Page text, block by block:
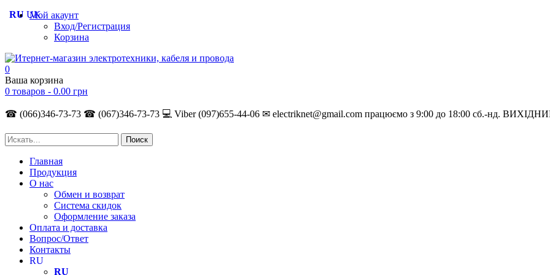
Мой акаунт
Вход/Регистрация
Корзина
0
Ваша корзина
0 товаров - 0.00 грн
☎ (066)346-73-73 ☎ (067)346-73-73 💻 Viber (097)655-44-06 ✉ electriknet@gmail.com працюємо з 9:00 до 18:00 сб.-нд.
Главная
Продукция
О нас
Обмен и возврат
Система скидок
Оформление заказа
Оплата и доставка
Вопрос/Ответ
Контакты
RU
RU
RU UK